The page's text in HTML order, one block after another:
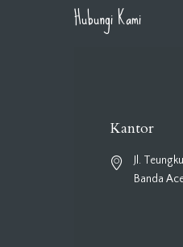
Hubungi Kami
Kantor
Jl.
Banda